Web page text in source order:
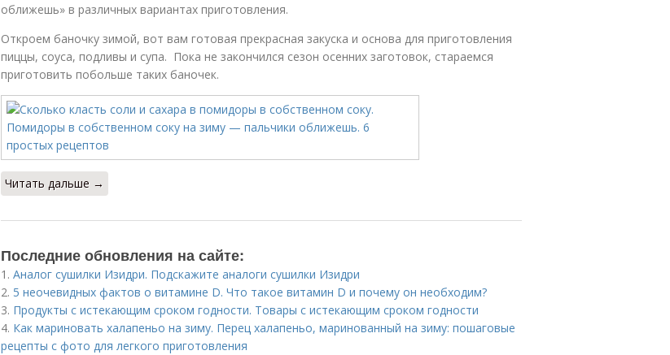
оближешь» в различных вариантах приготовления.
Откроем баночку зимой, вот вам готовая прекрасная закуска и основа для приготовления
пиццы, соуса, подливы и супа. Пока не закончился сезон осенних заготовок, стараемся
приготовить побольше таких баночек.
Читать дальше →
Последние обновления на сайте:
1. Аналог сушилки Изидри. Подскажите аналоги сушилки Изидри
2. 5 неочевидных фактов о витамине D. Что такое витамин D и почему он необходим?
3. Продукты с истекающим сроком годности. Товары с истекающим сроком годности
4. Как мариновать халапеньо на зиму. Перец халапеньо, маринованный на зиму: пошаговые
рецепты с фото для легкого приготовления